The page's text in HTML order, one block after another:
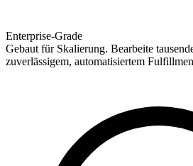
Enterprise-Grade
Gebaut für Skalierung. Bearbeite
zuverlässigem, automatisiertem